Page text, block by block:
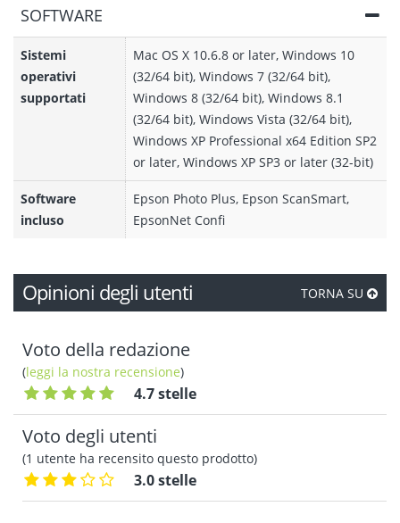
SOFTWARE
Sistemi
operativi
supportati
Mac OS X 10.6.8 or later, Windows 10
(32/64 bit), Windows 7 (32/64 bit),
Windows 8 (32/64 bit), Windows 8.1
(32/64 bit), Windows Vista (32/64 bit),
Windows XP Professional x64 Edition SP2
or later, Windows XP SP3 or later (32-bit)
Software
incluso
Epson Photo Plus, Epson ScanSmart,
EpsonNet Confi
Opinioni degli utenti TORNA SU
Voto della redazione
(leggi la nostra recensione)
4.7 stelle
Voto degli utenti
(1 utente ha recensito questo prodotto)
3.0 stelle